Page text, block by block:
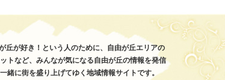
丘が好き！という人のために、自由が丘エリアの
トなど、みんなが気になる自由が丘の情報を発信
緒に街を盛り上げてゆく地域情報サイトです。